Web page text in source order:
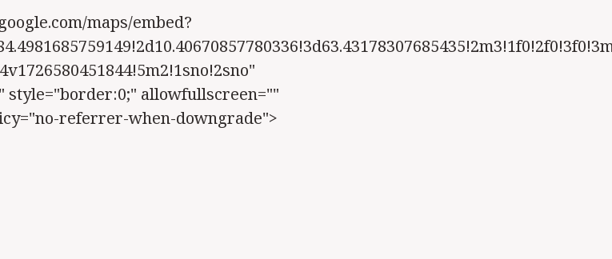
maps/embed?
style="border:0;" allowfullscreen=""
referrer-when-downgrade">